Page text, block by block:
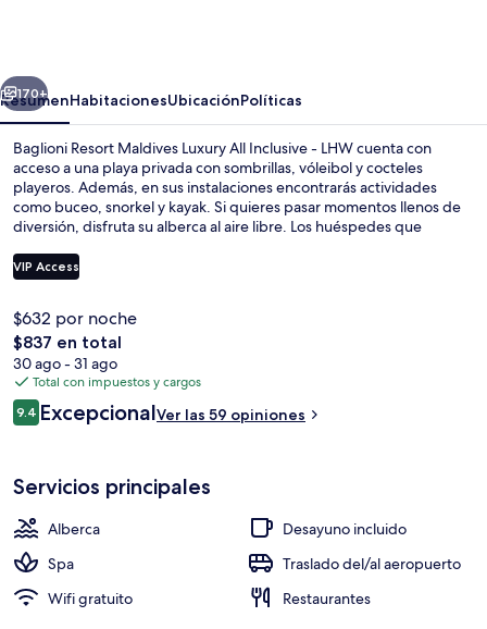
All
Inclusive
LHW
Siguiente
170+
ResumenHabitacionesUbicaciónPolíticas
Baglioni Resort Maldives Luxury All Inclusive - LHW cuenta con
acceso a una playa privada con sombrillas, vóleibol y cocteles
playeros. Además, en sus instalaciones encontrarás actividades
como buceo, snorkel y kayak. Si quieres pasar momentos llenos de
diversión, disfruta su alberca al aire libre. Los huéspedes que
calientes, una sesión de envoltura corporal y una sesión de manicure
y pedicure. Uno de sus 4 restaurantes es Yama, con vista al mar y
destacar de este resort de lujo son su club infantil gratis, su bar junto
a la alberca y su sala de fitness abierta las 24 horas.
VIP Access
$632 por noche
El
precio
total
es
de
$837 en total
30 ago - 31 ago
Total con impuestos y cargos
Opiniones
9.49.4 de 10,
ExcepcionalVer las 59 opiniones
Servicios principales
Alberca
Desayuno incluido
Spa
Traslado del/al aeropuerto
Wifi gratuito
Restaurantes